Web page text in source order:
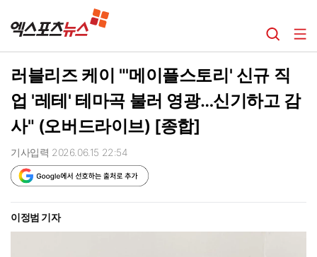
러블리즈 케이 "'메이플스토리' 신규 직
업 '레테' 테마곡 불러 영광…신기하고 감
사" (오버드라이브) [종합]
기사입력 2026.06.15 22:54
이정범 기자